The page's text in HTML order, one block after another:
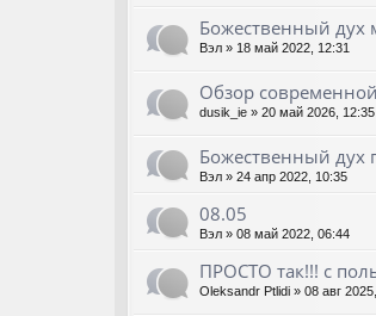
Божественный дух
Вэл » 18 май 2022, 12:31
Обзор
dusik_ie » 20 май 2026, 12:35
Божественный дух
Вэл » 24 апр 2022, 10:35
08.05
Вэл » 08 май 2022, 06:44
ПРОСТО так!!! с
Oleksandr Ptlidi » 08 авг